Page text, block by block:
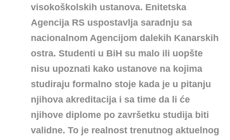
visokoškolskih ustanova. Enitetska
Agencija RS uspostavlja saradnju sa
nacionalnom Agencijom dalekih Kanarskih
ostra. Studenti u BiH su malo ili uopšte
nisu upoznati kako ustanove na kojima
studiraju formalno stoje kada je u pitanju
njihova akreditacija i sa time da li će
njihove diplome po završetku studija biti
validne. To je realnost trenutnog aktuelnog